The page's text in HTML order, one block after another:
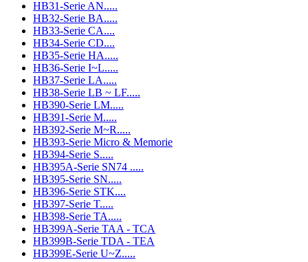
HB31-Serie AN.....
HB32-Serie BA.....
HB33-Serie CA....
HB34-Serie CD....
HB35-Serie HA.....
HB36-Serie I~L.....
HB37-Serie LA.....
HB38-Serie LB ~ LF.....
HB390-Serie LM.....
HB391-Serie M.....
HB392-Serie M~R.....
HB393-Serie Micro & Memorie
HB394-Serie S.....
HB395A-Serie SN74 .....
HB395-Serie SN.....
HB396-Serie STK....
HB397-Serie T.....
HB398-Serie TA.....
HB399A-Serie TAA - TCA
HB399B-Serie TDA - TEA
HB399E-Serie U~Z.....